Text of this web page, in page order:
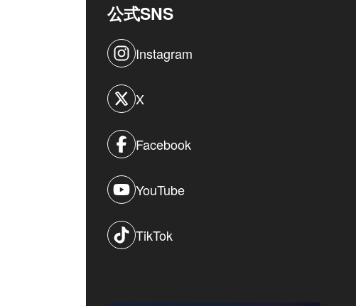
公式SNS
Instagram
X
Facebook
YouTube
TikTok